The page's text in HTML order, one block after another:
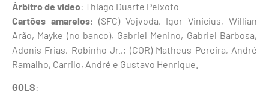
Árbitro de vídeo: Thiago Duarte Peixoto
Cartões amarelos: (SFC) Vojvoda, Igor Vinicius, Willian
Arão, Mayke (no banco), Gabriel Menino, Gabriel Barbosa,
Adonis Frias, Robinho Jr.,; (COR) Matheus Pereira, André
Ramalho, Carrilo, André e Gustavo Henrique.
GOLS: